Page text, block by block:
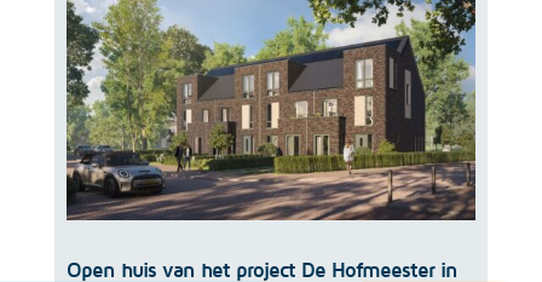
Open huis van het project De Hofmeester in